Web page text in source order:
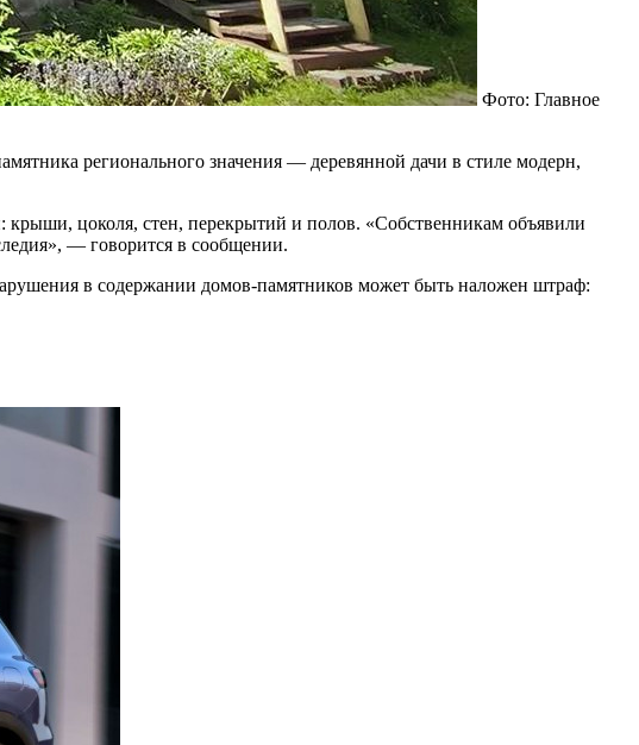
Фото: Главное
регионального значения — деревянной дачи в стиле модерн,
крыши, цоколя, стен, перекрытий и полов. «Собственникам объявили
— говорится в сообщении.
в содержании домов-памятников может быть наложен штраф: